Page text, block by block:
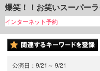
爆笑！！お笑いスーパー
インターネット予約
公演日： 9/21 ～ 9/21